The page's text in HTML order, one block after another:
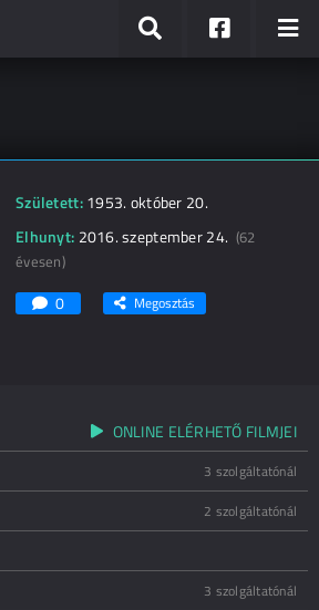
Született:1953. október 20.
Elhunyt: 2016. szeptember 24. (62
évesen)
0 Megosztás
ONLINE ELÉRHETŐ FILMJEI
3 szolgáltatónál
2 szolgáltatónál
3 szolgáltatónál